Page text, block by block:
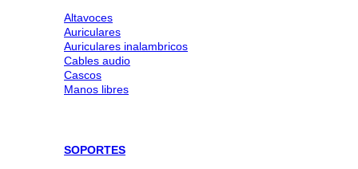
Altavoces
Auriculares
Auriculares inalambricos
Cables audio
Cascos
Manos libres
SOPORTES